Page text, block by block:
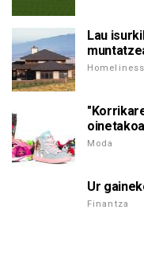
Lau
Homeliness
Moda
Ur
Finantza